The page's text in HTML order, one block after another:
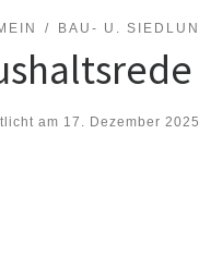
BAU- U.
am 17. Dezember 2025